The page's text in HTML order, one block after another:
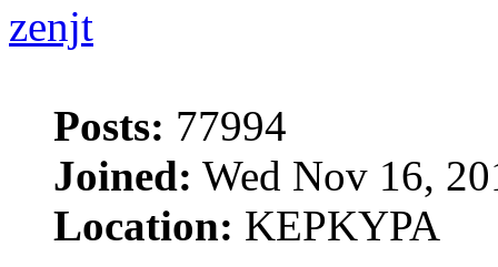
zenjt
Posts: 77994
Joined: Wed Nov 16,
Location: ΚΕΡΚΥΡΑ